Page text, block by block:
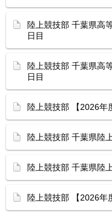
陸上競技部 千葉県高
日目
陸上競技部 千葉県高
日目
陸上競技部 【2026年
陸上競技部 千葉県陸
陸上競技部 ⁡千葉県陸
陸上競技部 【2026年